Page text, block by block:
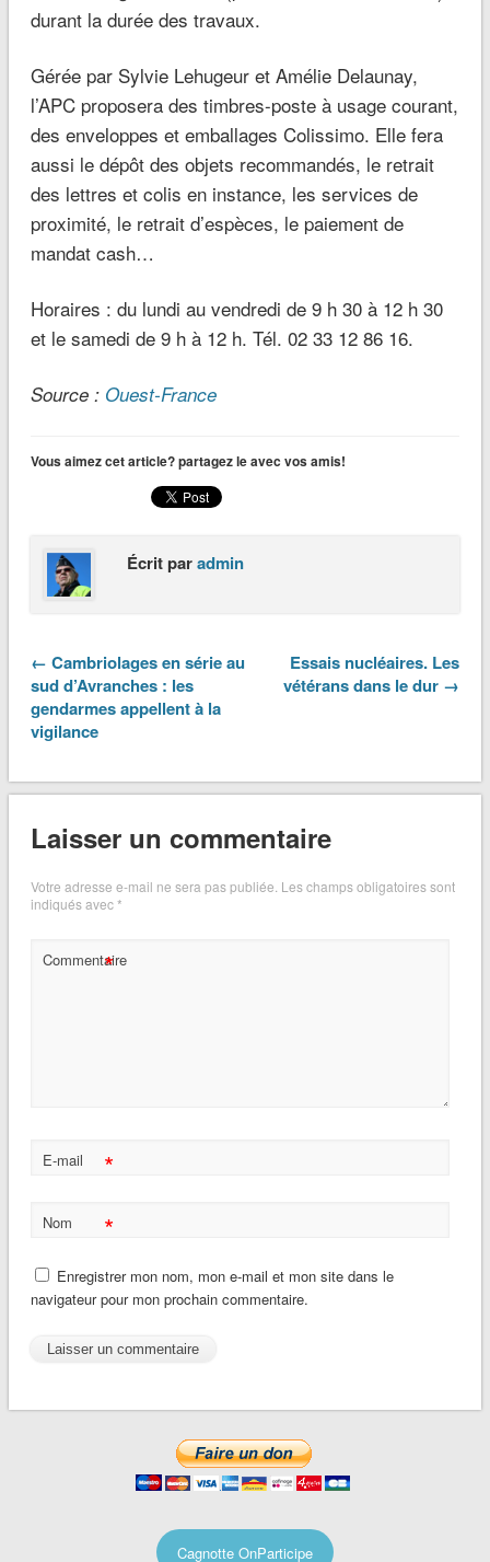
durant la durée des travaux.
Gérée par Sylvie Lehugeur et Amélie Delaunay,
l’APC proposera des timbres-poste à usage courant,
des enveloppes et emballages Colissimo. Elle fera
aussi le dépôt des objets recommandés, le retrait
des lettres et colis en instance, les services de
proximité, le retrait d’espèces, le paiement de
mandat cash…
Horaires : du lundi au vendredi de 9 h 30 à 12 h 30
et le samedi de 9 h à 12 h. Tél. 02 33 12 86 16.
Source : Ouest-France
Vous aimez cet article? partagez le avec vos amis!
Écrit paradmin
← Cambriolages en série au
sud d’Avranches : les
gendarmes appellent à la
vigilance
Essais nucléaires. Les
vétérans dans le dur →
Laisser un commentaire
Votre adresse e-mail ne sera pas publiée. Les champs obligatoires sont
indiqués avec*
Commentaire
*
E-mail *
Nom *
Enregistrer mon nom, mon e-mail et mon site dans le
navigateur pour mon prochain commentaire.
Cagnotte OnParticipe